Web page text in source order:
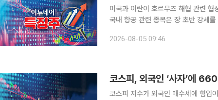
미국과 이란이 호르무즈 해협 관련
국내 항공 관련 종목은 장 초반 강세를 보이고 있다. 5일 한국거래소에
(5.28%), 대한항공(4.41%), 아시
2026-08-05 09:46
코스피, 외국인 ‘사자’에
코스피 지수가 외국인 매수세에 힘입